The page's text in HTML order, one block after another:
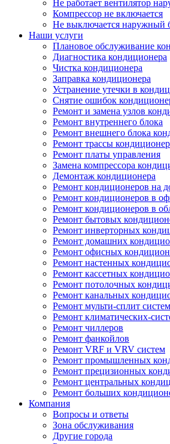
Не работает вентилятор
Компрессор не включается
Не выключается наружный
Наши услуги
Плановое обслуживание
Диагностика кондиционера
Чистка кондиционера
Заправка кондиционера
Устранение утечки в
Снятие ошибок
Ремонт и замена узлов
Ремонт внутреннего блока
Ремонт внешнего блока
Ремонт трассы
Ремонт платы управления
Замена компрессора
Демонтаж кондиционера
Ремонт кондиционеров на
Ремонт кондиционеров в
Ремонт кондиционеров в
Ремонт бытовых
Ремонт инверторных
Ремонт домашних
Ремонт офисных
Ремонт настенных
Ремонт кассетных
Ремонт потолочных
Ремонт канальных
Ремонт мульти-сплит систем
Ремонт климатических-
Ремонт чиллеров
Ремонт фанкойлов
Ремонт VRF и VRV систем
Ремонт промышленных
Ремонт прецизионных
Ремонт центральных
Ремонт больших
Компания
Вопросы и ответы
Зона обслуживания
Другие города